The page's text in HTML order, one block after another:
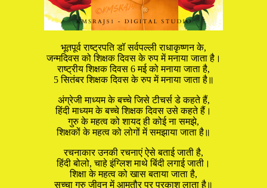
भूतपूर्व राष्ट्रपति डॉ सर्वपल्ली राधाकृष्णन के,
जन्मदिवस को शिक्षक दिवस के रुप में मनाया जाता है।
राष्ट्रीय शिक्षक दिवस 6 मई को मनाया जाता है,
5 सितंबर शिक्षक दिवस के रुप में मनाया जाता है॥
अंग्रेजी माध्यम के बच्चे जिसे टीचर्स डे कहते हैं,
हिंदी माध्यम के बच्चे शिक्षक दिवस उसे कहते हैं।
गुरु के महत्व को शायद ही कोई ना समझे,
शिक्षकों के महत्व को लोगों में समझाया जाता है॥
रचनाकार उनकी रचनाएं ऐसे बताई जाती है,
हिंदी बोलो, चाहे इंग्लिश माथे बिंदी लगाई जाती।
शिक्षा के महत्व को खास बताया जाता है,
सच्चा गुरु जीवन में आमतौर पर प्रकाश लाता है॥